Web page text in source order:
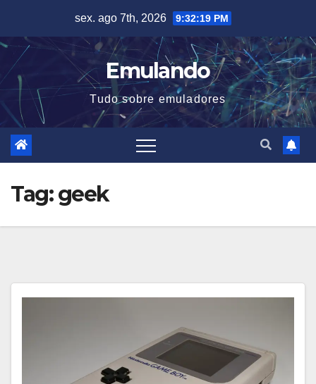
content
sex. ago 7th, 2026 9:32:19 PM
Emulando
Tudo sobre emuladores
Tag:geek